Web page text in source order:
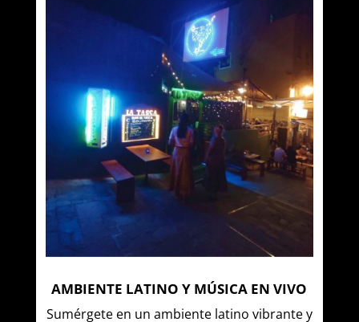
AMBIENTE LATINO Y MÚSICA EN VIVO
Sumérgete en un ambiente latino vibrante y